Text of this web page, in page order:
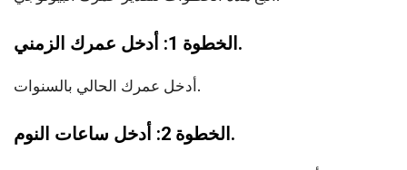
الخطوة 1: أدخل عمرك الزمني.
أدخل عمرك الحالي بالسنوات.
الخطوة 2: أدخل ساعات النوم.